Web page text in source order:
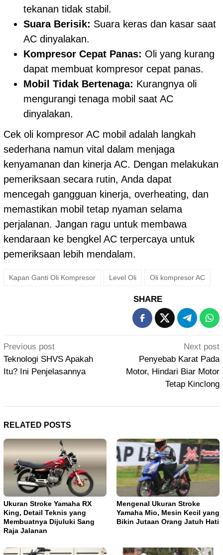
tekanan tidak stabil.
Suara Berisik: Suara keras dan kasar saat
AC dinyalakan.
Kompresor Cepat Panas: Oli yang kurang
dapat membuat kompresor cepat panas.
Mobil Tidak Bertenaga: Kurangnya oli
mengurangi tenaga mobil saat AC
dinyalakan.
Cek oli kompresor AC mobil adalah langkah
sederhana namun vital dalam menjaga
kenyamanan dan kinerja AC. Dengan melakukan
pemeriksaan secara rutin, Anda dapat
mencegah gangguan kinerja, overheating, dan
memastikan mobil tetap nyaman selama
perjalanan. Jangan ragu untuk membawa
kendaraan ke bengkel AC terpercaya untuk
pemeriksaan lebih mendalam.
Kapan Ganti Oli Kompresor Level Oli Oli kompresor AC
SHARE
Post
navigation
Previous post
Teknologi SHVS Apakah
Itu? Ini Penjelasannya
Next post
Penyebab Karat Pada
Motor, Hindari Biar Motor
Tetap Kinclong
RELATED POSTS
Ukuran Stroke Yamaha RX
King, Detail Teknis yang
Membuatnya Dijuluki Sang
Raja Jalanan
Mengenal Ukuran Stroke
Yamaha Mio, Mesin Kecil yang
Bikin Jutaan Orang Jatuh Hati